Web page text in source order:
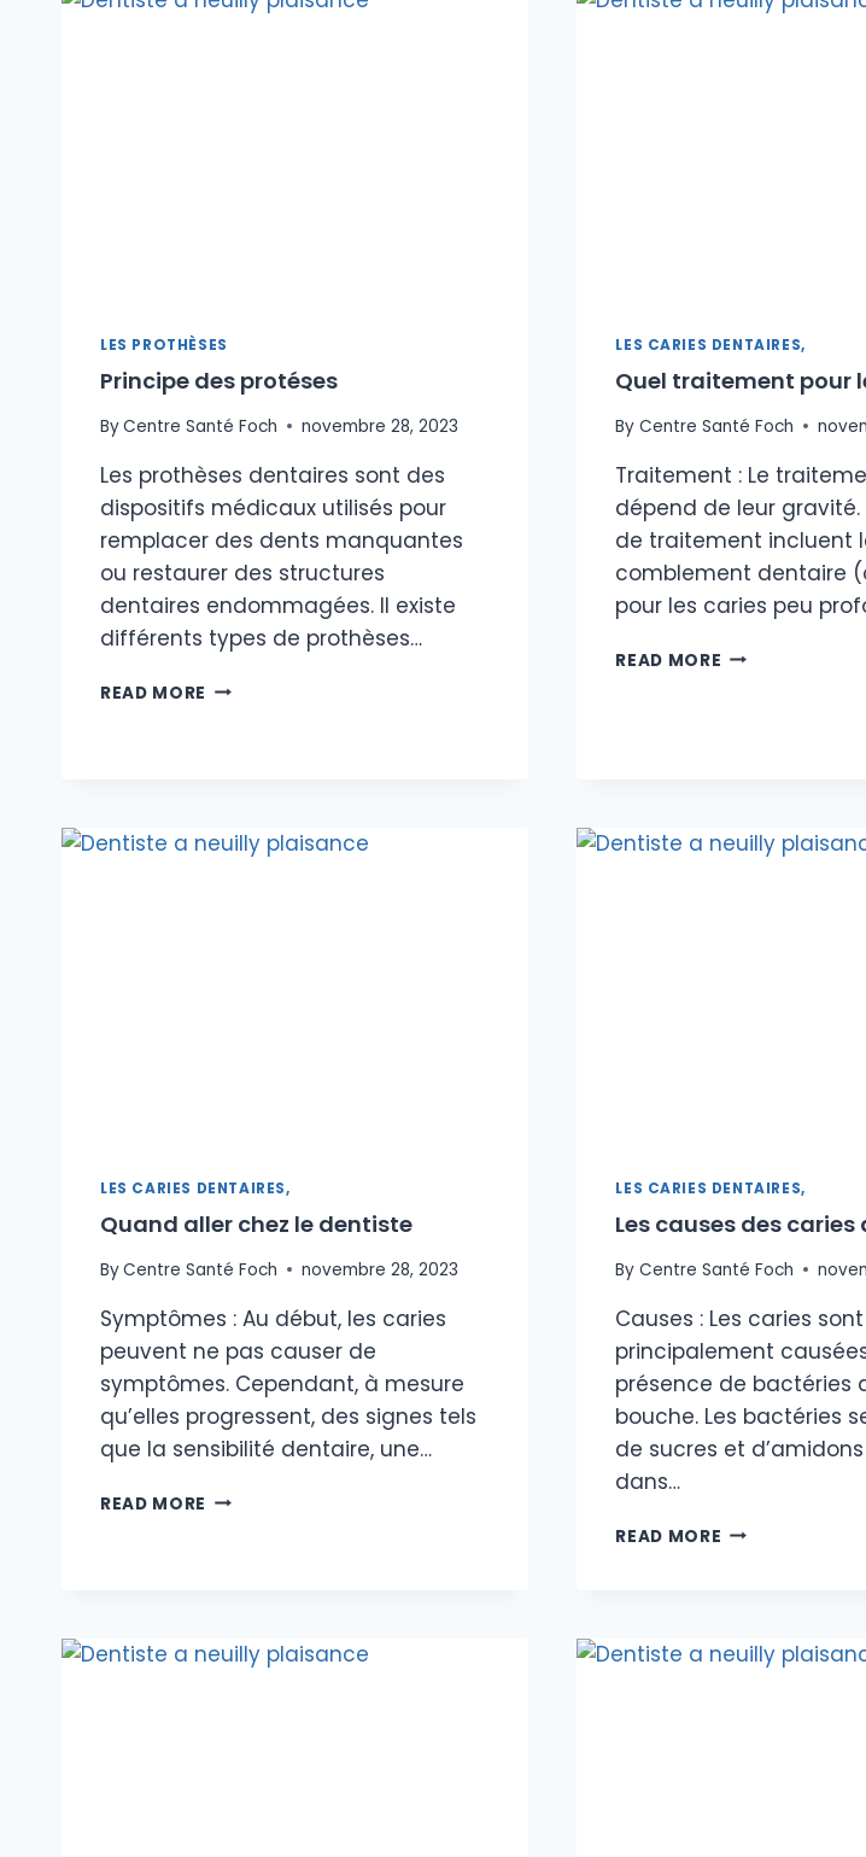
LES PROTHÈSES
Principe des protéses
ByCentre Santé Foch novembre 28, 2023
Les prothèses dentaires sont des
dispositifs médicaux utilisés pour
remplacer des dents manquantes
ou restaurer des structures
dentaires endommagées. Il existe
différents types de prothèses…
READ MORE PRINCIPE
LES CARIES DENTAIRES,
Quel traitement pour
By Centre Santé Foch
Traitement : Le
dépend de leur gravité.
de traitement incluent
comblement dentaire
pour les caries peu
READ MORE QUEL
LES CARIES DENTAIRES,
Quand aller chez le dentiste
ByCentre Santé Foch novembre 28, 2023
Symptômes : Au début, les caries
peuvent ne pas causer de
symptômes. Cependant, à mesure
qu’elles progressent, des signes tels
que la sensibilité dentaire, une…
READ MORE QUAND
LES CARIES DENTAIRES,
Les causes des
By Centre Santé Foch
Causes : Les caries sont
principalement
présence de bactéries
bouche. Les bactéries
de sucres et
dans…
READ MORE LES